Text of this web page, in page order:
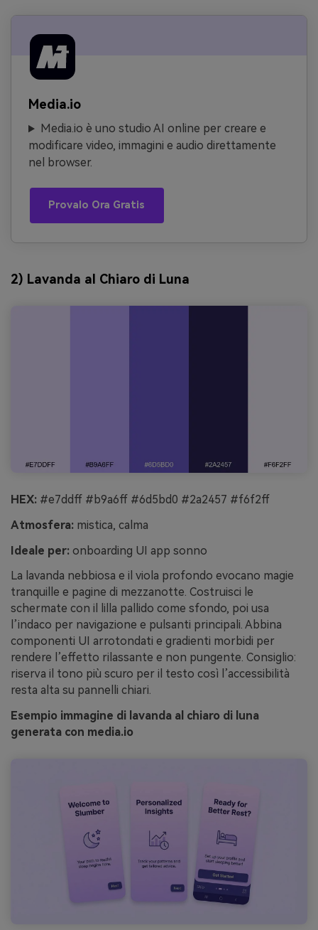
Media.io
Media.io è uno studio AI online per creare e
modificare video, immagini e audio direttamente
nel browser.
Provalo Ora Gratis
2) Lavanda al Chiaro di Luna
HEX: #e7ddff #b9a6ff #6d5bd0 #2a2457 #f6f2ff
Atmosfera: mistica, calma
Ideale per: onboarding UI app sonno
La lavanda nebbiosa e il viola profondo evocano magie
tranquille e pagine di mezzanotte. Costruisci le
schermate con il lilla pallido come sfondo, poi usa
l’indaco per navigazione e pulsanti principali. Abbina
componenti UI arrotondati e gradienti morbidi per
rendere l’effetto rilassante e non pungente. Consiglio:
riserva il tono più scuro per il testo così l’accessibilità
resta alta su pannelli chiari.
Esempio immagine di lavanda al chiaro di luna
generata con media.io